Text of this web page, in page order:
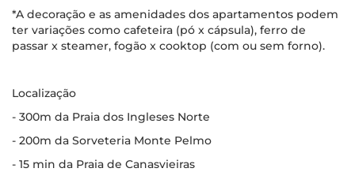
*A decoração e as amenidades dos apartamentos podem
ter variações como cafeteira (pó x cápsula), ferro de
passar x steamer, fogão x cooktop (com ou sem forno).
Localização
- 300m da Praia dos Ingleses Norte
- 200m da Sorveteria Monte Pelmo
- 15 min da Praia de Canasvieiras